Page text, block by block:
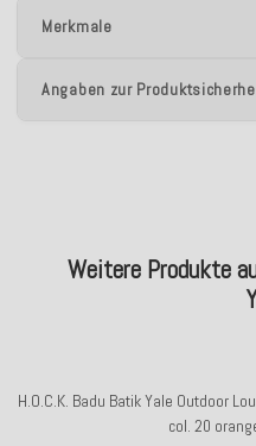
Merkmale
Angaben zur
Weitere Produkte
H.O.C.K. Badu Batik Yale Outdoor
col. 20